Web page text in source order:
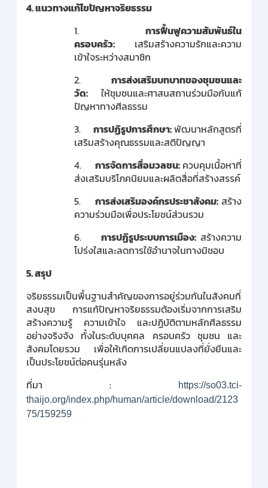
4.แนวทางแก้ไขปัญหาจริยธรรม
1. การฟื้นฟูความสัมพันธ์ใน
ครอบครัว: เสริมสร้างความรักและความ
เข้าใจระหว่างสมาชิก
2.
การส่งเสริมบทบาทของชุมชนและ
วัด: ให้ชุมชนและศาสนสถานร่วมมือกันแก้
ปัญหาทางศีลธรรม
3. การปฏิรูปการศึกษา:พัฒนาหลักสูตรที่
เสริมสร้างคุณธรรมและสติปัญญา
4. การจัดการสื่อมวลชน:ควบคุมเนื้อหาที่
ส่งเสริมบริโภคนิยมและผลิตสื่อที่สร้างสรรค์
5.การส่งเสริมองค์กรประชาสังคม: สร้าง
ความร่วมมือเพื่อประโยชน์ส่วนรวม
6.การปฏิรูประบบการเมือง: สร้างความ
โปร่งใสและลดการใช้อำนาจในทางมิชอบ
5.สรุป
จริยธรรมเป็นพื้นฐานสำคัญของการอยู่ร่วมกันในสังคมที่
สงบสุข การแก้ปัญหาจริยธรรมต้องเริ่มจากการเสริม
สร้างความรู้ ความเข้าใจ และปฏิบัติตามหลักศีลธรรม
อย่างจริงจัง ทั้งในระดับบุคคล ครอบครัว ชุมชน และ
สังคมโดยรวม เพื่อให้เกิดการเปลี่ยนแปลงที่ยั่งยืนและ
เป็นประโยชน์ต่อคนรุ่นหลัง
ที่มา :
https://so03.tci-
thaijo.org/index.php/human/article/download/2123
75/159259